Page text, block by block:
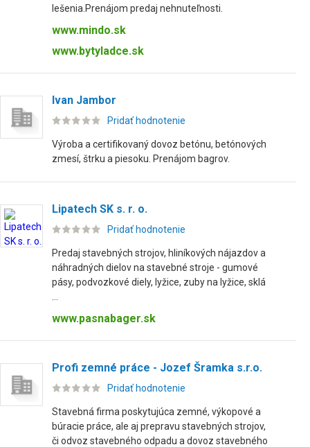
lešenia.Prenájom predaj nehnuteľnosti.
www.mindo.sk
www.bytyladce.sk
Ivan Jambor
Pridať hodnotenie
Výroba a certifikovaný dovoz betónu, betónových
zmesí, štrku a piesoku. Prenájom bagrov.
Lipatech SK s. r. o.
Pridať hodnotenie
Predaj stavebných strojov, hliníkových nájazdov a
náhradných dielov na stavebné stroje - gumové
pásy, podvozkové diely, lyžice, zuby na lyžice, sklá
www.pasnabager.sk
Profi zemné práce - Jozef Šramka s.r.o.
Pridať hodnotenie
Stavebná firma poskytujúca zemné, výkopové a
búracie práce, ale aj prepravu stavebných strojov,
či odvoz stavebného odpadu a dovoz stavebného